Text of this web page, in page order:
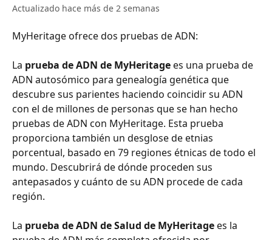
Actualizado hace más de 2 semanas
MyHeritage ofrece dos pruebas de ADN:
​​​​La ​​ prueba de ADN de MyHeritage es una prueba de
ADN autosómico para genealogía genética que
descubre sus parientes haciendo coincidir su ADN
con el de millones de personas que se han hecho
pruebas de ADN con MyHeritage. Esta prueba
proporciona también un desglose de etnias
porcentual, basado en 79 regiones étnicas de todo el
mundo. Descubrirá de dónde proceden sus
antepasados y cuánto de su ADN procede de cada
región.
​​​​La ​​ prueba de ADN de Salud de MyHeritage es la